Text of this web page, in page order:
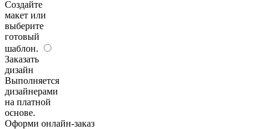
Создайте
макет или
выберите
готовый
шаблон.
Заказать
дизайн
Выполняется
дизайнерами
на платной
основе.
Оформи онлайн-заказ